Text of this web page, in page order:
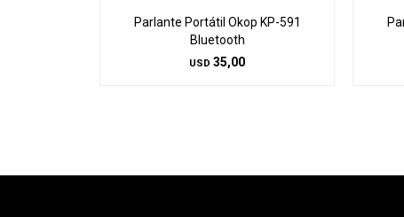
Parlante Portátil Okop KP-591
Bluetooth
USD 35,00